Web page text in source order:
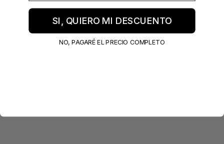
SI, QUIERO MI DESCUENTO
NO, PAGARÉ EL PRECIO COMPLETO